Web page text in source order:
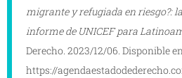
migrante y refugiada en riesgo?:
informe de UNICEF para
Derecho. 2023/12/06. Disponible
https://